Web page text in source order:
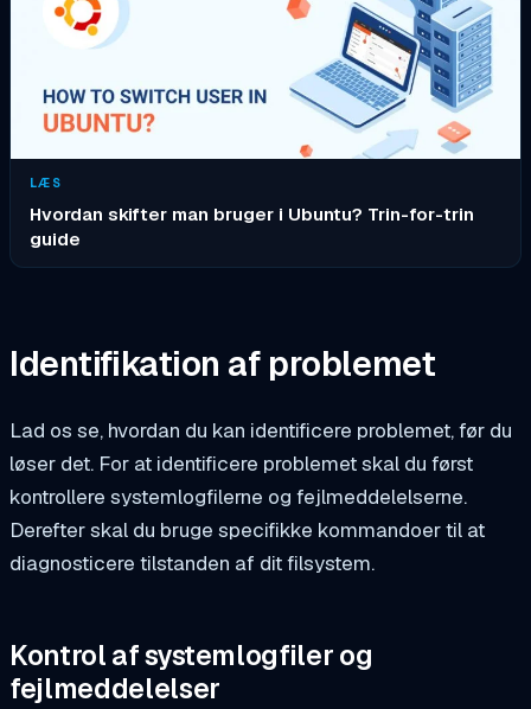
LÆS
Hvordan skifter man bruger i Ubuntu? Trin-for-trin
guide
Identifikation af problemet
Lad os se, hvordan du kan identificere problemet, før du
løser det. For at identificere problemet skal du først
kontrollere systemlogfilerne og fejlmeddelelserne.
Derefter skal du bruge specifikke kommandoer til at
diagnosticere tilstanden af dit filsystem.
Kontrol af systemlogfiler og
fejlmeddelelser